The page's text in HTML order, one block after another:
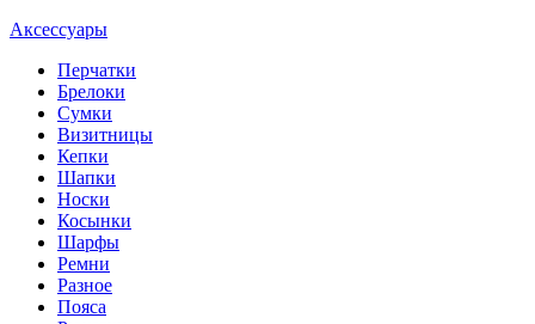
Аксессуары
Перчатки
Брелоки
Сумки
Визитницы
Кепки
Шапки
Носки
Косынки
Шарфы
Ремни
Разное
Пояса